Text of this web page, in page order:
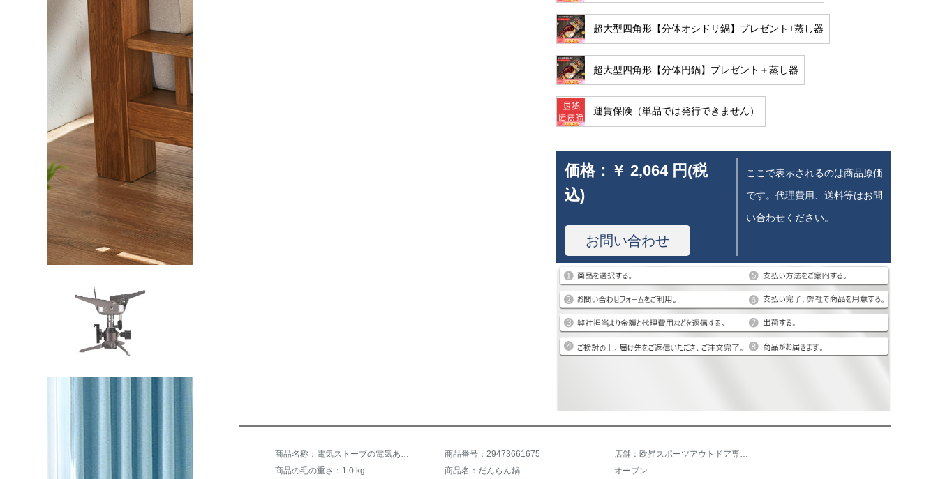
超大型四角形【分体オシドリ鍋】プレゼント+蒸し器
超大型四角形【分体円鍋】プレゼント＋蒸し器
運賃保険（単品では発行できません）
価格： ￥ 2,064 円(税
込)
お問い合わせ
ここで表示されるのは商品原価
です。代理費用、送料等はお問
い合わせください。
商品番号：29473661675
商品の毛の重さ：1.0 kg
商品名：だんらん鍋
オーブン